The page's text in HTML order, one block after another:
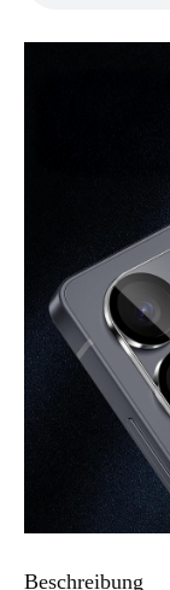
Beschreibung